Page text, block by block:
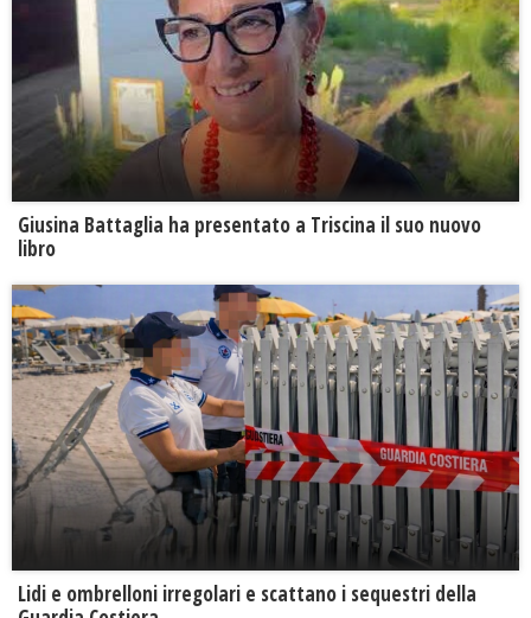
Giusina Battaglia ha presentato a Triscina il suo nuovo
libro
Lidi e ombrelloni irregolari e scattano i sequestri della